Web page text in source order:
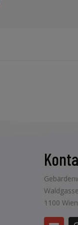
1100